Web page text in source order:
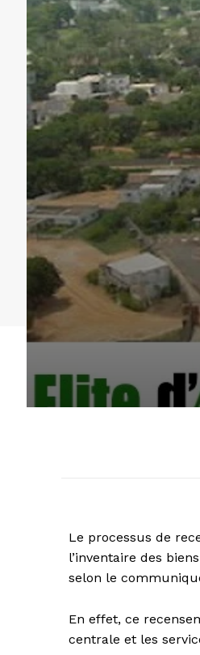
Le processus de
l’inventaire des
selon le
En effet, ce
centrale et les